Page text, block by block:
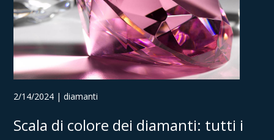
2/14/2024 | diamanti
Scala di colore dei diamanti: tutti i